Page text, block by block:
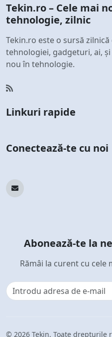
Tekin.ro – Cele mai
tehnologie, zilnic
Tekin.ro este o sursă
tehnologiei, gadgeturi, ai,
nou în tehnologie.
Linkuri rapide
Conectează-te cu noi
Abonează-te la
Rămâi la curent cu
© 2026 Tekin. Toate drepturile